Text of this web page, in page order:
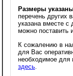
Размеры
перечень других
указана вместе с
можно поставить
К сожалению в
для Вас
необходимое для
здесь